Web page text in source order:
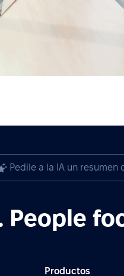
Pedile a la IA un resumen
People
Productos